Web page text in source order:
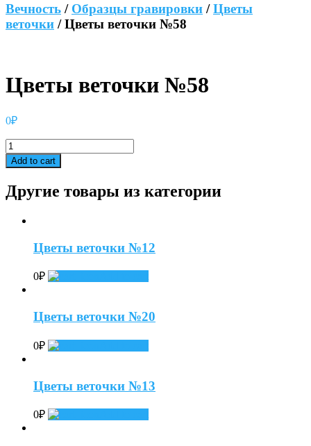
Вечность / Образцы гравировки /Цветы
веточки / Цветы веточки №58
Цветы веточки №58
0₽
Цветы
веточки
№58
Add to cart
Другие товары из категории
Цветы веточки №12
0₽
Цветы веточки №20
0₽
Цветы веточки №13
0₽